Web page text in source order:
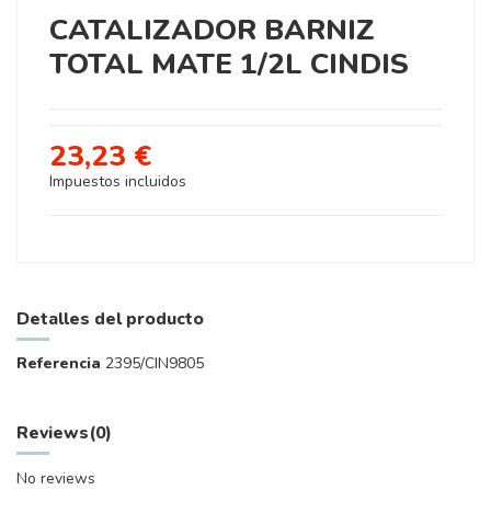
CATALIZADOR BARNIZ
TOTAL MATE 1/2L CINDIS
23,23 €
Impuestos incluidos
Detalles del producto
Referencia 2395/CIN9805
Reviews(0)
No reviews